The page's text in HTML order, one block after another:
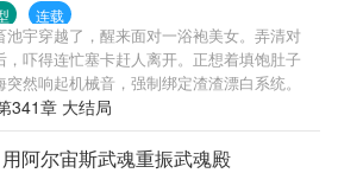
连载
池宇穿越了，醒来面对一浴袍美女。弄清对
，吓得连忙塞卡赶人离开。正想着填饱肚子
突然响起机械音，强制绑定渣渣漂白系统。
不停穿梭于各个影视世界，化身恶毒反派or渣
帮助女主角解决一个又一个困境，用奖励积
341章 大结局
阿尔宙斯武魂重振武魂殿